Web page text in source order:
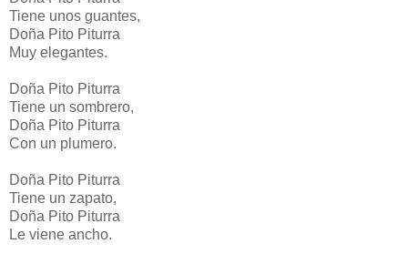
Tiene unos guantes,
Doña Pito Piturra
Muy elegantes.
Doña Pito Piturra
Tiene un sombrero,
Doña Pito Piturra
Con un plumero.
Doña Pito Piturra
Tiene un zapato,
Doña Pito Piturra
Le viene ancho.